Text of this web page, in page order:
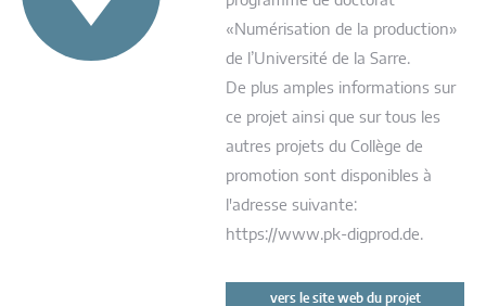
«Numérisation de la production»
de l’Université de la Sarre.
De plus amples informations sur
ce projet ainsi que sur tous les
autres projets du Collège de
promotion sont disponibles à
l'adresse suivante:
https://www.pk-digprod.de.
vers le site web du projet